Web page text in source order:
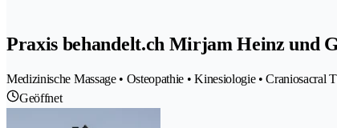
Praxis behandelt.ch Mirjam Heinz und
Medizinische Massage • Osteopathie • Kinesiologie • Craniosacral
Geöffnet